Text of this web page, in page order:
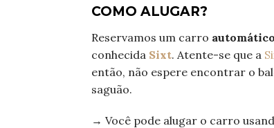
COMO ALUGAR?
Reservamos um carro automático
conhecida Sixt. Atente-se que a
então, não espere encontrar o
saguão.
→ Você pode alugar o carro